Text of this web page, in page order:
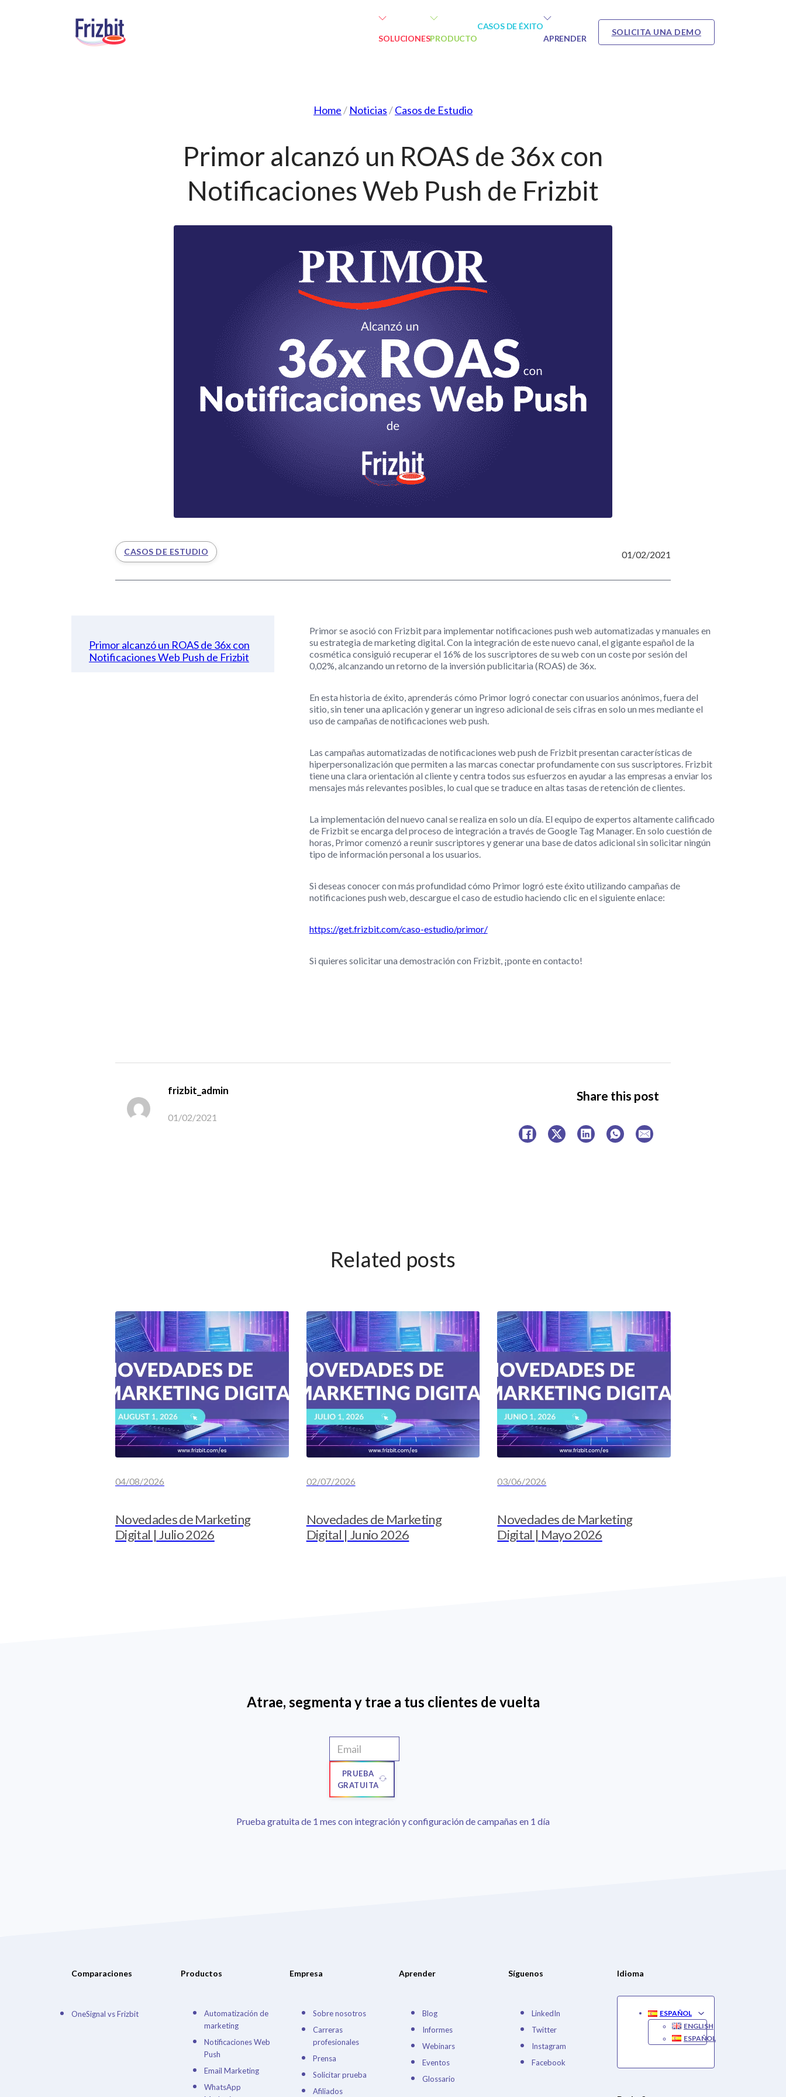
SOLUCIONESPRODUCTO
CASOS DE ÉXITO
APRENDER
SOLICITA UNA DEMO
Home/ Noticias/Casos de Estudio
Primor alcanzó un ROAS de 36x con
Notificaciones Web Push de Frizbit
CASOS DE ESTUDIO 01/02/2021
Primor alcanzó un ROAS de 36x con
Notificaciones Web Push de Frizbit
Primor se asoció con Frizbit para implementar notificaciones push web automatizadas y manuales en
su estrategia de marketing digital. Con la integración de este nuevo canal, el gigante español de la
cosmética consiguió recuperar el 16% de los suscriptores de su web con un coste por sesión del
0,02%, alcanzando un retorno de la inversión publicitaria (ROAS) de 36x.
En esta historia de éxito, aprenderás cómo Primor logró conectar con usuarios anónimos, fuera del
sitio, sin tener una aplicación y generar un ingreso adicional de seis cifras en solo un mes mediante el
uso de campañas de notificaciones web push.
Las campañas automatizadas de notificaciones web push de Frizbit presentan características de
hiperpersonalización que permiten a las marcas conectar profundamente con sus suscriptores. Frizbit
tiene una clara orientación al cliente y centra todos sus esfuerzos en ayudar a las empresas a enviar los
mensajes más relevantes posibles, lo cual que se traduce en altas tasas de retención de clientes.
La implementación del nuevo canal se realiza en solo un día. El equipo de expertos altamente calificado
de Frizbit se encarga del proceso de integración a través de Google Tag Manager. En solo cuestión de
horas, Primor comenzó a reunir suscriptores y generar una base de datos adicional sin solicitar ningún
tipo de información personal a los usuarios.
Si deseas conocer con más profundidad cómo Primor logró este éxito utilizando campañas de
notificaciones push web, descargue el caso de estudio haciendo clic en el siguiente enlace:
https://get.frizbit.com/caso-estudio/primor/
Si quieres solicitar una demostración con Frizbit, ¡ponte en contacto!
frizbit_admin
01/02/2021
Share this post
Related posts
04/08/2026
Novedades de Marketing
Digital | Julio 2026
02/07/2026
Novedades de Marketing
Digital | Junio 2026
03/06/2026
Novedades de Marketing
Digital | Mayo 2026
Atrae, segmenta y trae a tus clientes de vuelta
PRUEBA
GRATUITA
Prueba gratuita de 1 mes con integración y configuración de campañas en 1 día
Comparaciones
OneSignal vs Frizbit
Productos
Automatización de
marketing
Notificaciones Web
Push
Email Marketing
WhatsApp
Empresa
Sobre nosotros
Carreras
profesionales
Prensa
Solicitar prueba
Afiliados
Aprender
Blog
Informes
Webinars
Eventos
Glossario
Síguenos
LinkedIn
Twitter
Instagram
Facebook
Idioma
ESPAÑOL
ENGLISH
ESPAÑOL